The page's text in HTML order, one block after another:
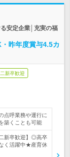
安定企業│充実の福
昨年度賞与4.5カ
新卒歓迎
点呼業務や運行に
築くことも可能
新卒歓迎】◎高卒
く活躍中★産育休